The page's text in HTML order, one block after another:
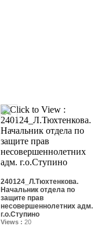
240124_Л.Тюхтенкова.
Начальник отдела по
защите прав
несовершеннолетних адм.
г.о.Ступино
Views : 20